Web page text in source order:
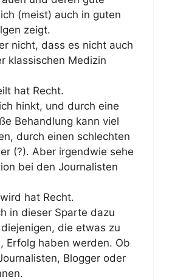
(meist) auch in guten
zeigt.
nicht, dass es nicht auch
klassischen Medizin
hat Recht.
hinkt, und durch eine
Behandlung kann viel
durch einen schlechten
(?). Aber irgendwie sehe
bei den Journalisten
hat Recht.
in dieser Sparte dazu
die etwas zu
Erfolg haben werden. Ob
Blogger oder